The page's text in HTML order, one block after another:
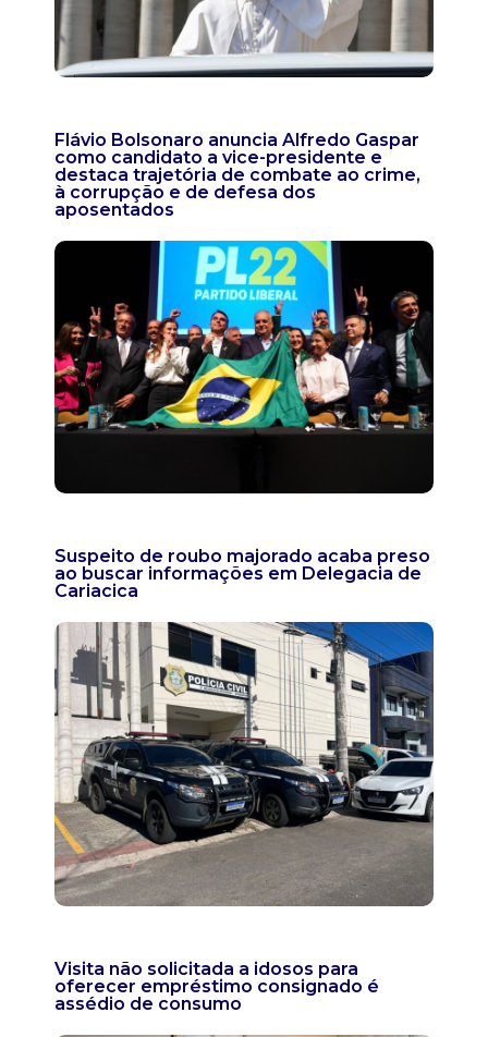
Flávio Bolsonaro anuncia Alfredo Gaspar
como candidato a vice-presidente e
destaca trajetória de combate ao crime,
à corrupção e de defesa dos
aposentados
Suspeito de roubo majorado acaba preso
ao buscar informações em Delegacia de
Cariacica
Visita não solicitada a idosos para
oferecer empréstimo consignado é
assédio de consumo